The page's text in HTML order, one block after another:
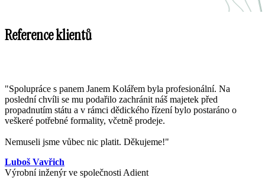
Reference klientů
"Spolupráce s panem Janem Kolářem byla profesionální. Na
poslední chvíli se mu podařilo zachránit náš majetek před
propadnutím státu a v rámci dědického řízení bylo postaráno o
veškeré potřebné formality, včetně prodeje.
Nemuseli jsme vůbec nic platit. Děkujeme!"
Luboš Vavřich
Výrobní inženýr ve společnosti Adient